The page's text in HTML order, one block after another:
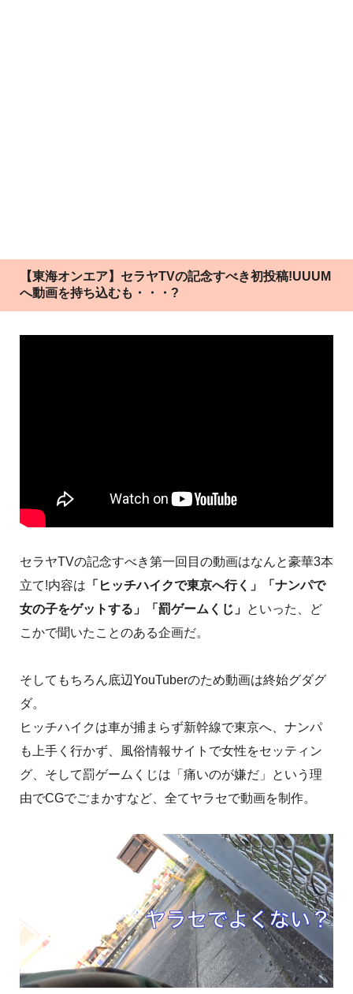
【東海オンエア】セラヤTVの記念すべき初投稿!UUUM
へ動画を持ち込むも・・・?
セラヤTVの記念すべき第一回目の動画はなんと豪華3本
立て!内容は 「ヒッチハイクで東京へ行く」「ナンパで
女の子をゲットする」「罰ゲームくじ」 といった、ど
こかで聞いたことのある企画だ。
そしてもちろん底辺YouTuberのため動画は終始グダグ
ダ。
ヒッチハイクは車が捕まらず新幹線で東京へ、ナンパ
も上手く行かず、風俗情報サイトで女性をセッティン
グ、そして罰ゲームくじは「痛いのが嫌だ」という理
由でCGでごまかすなど、全てヤラセで動画を制作。